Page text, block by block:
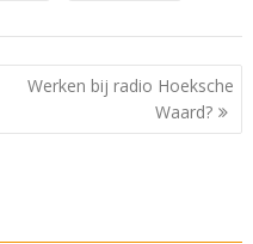
Werken bij radio Hoeksche
Waard?